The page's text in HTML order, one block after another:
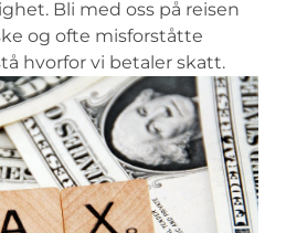
Bli med oss ​på reisen
og ​ofte ⁤misforståtte‍
hvorfor vi ​betaler skatt.